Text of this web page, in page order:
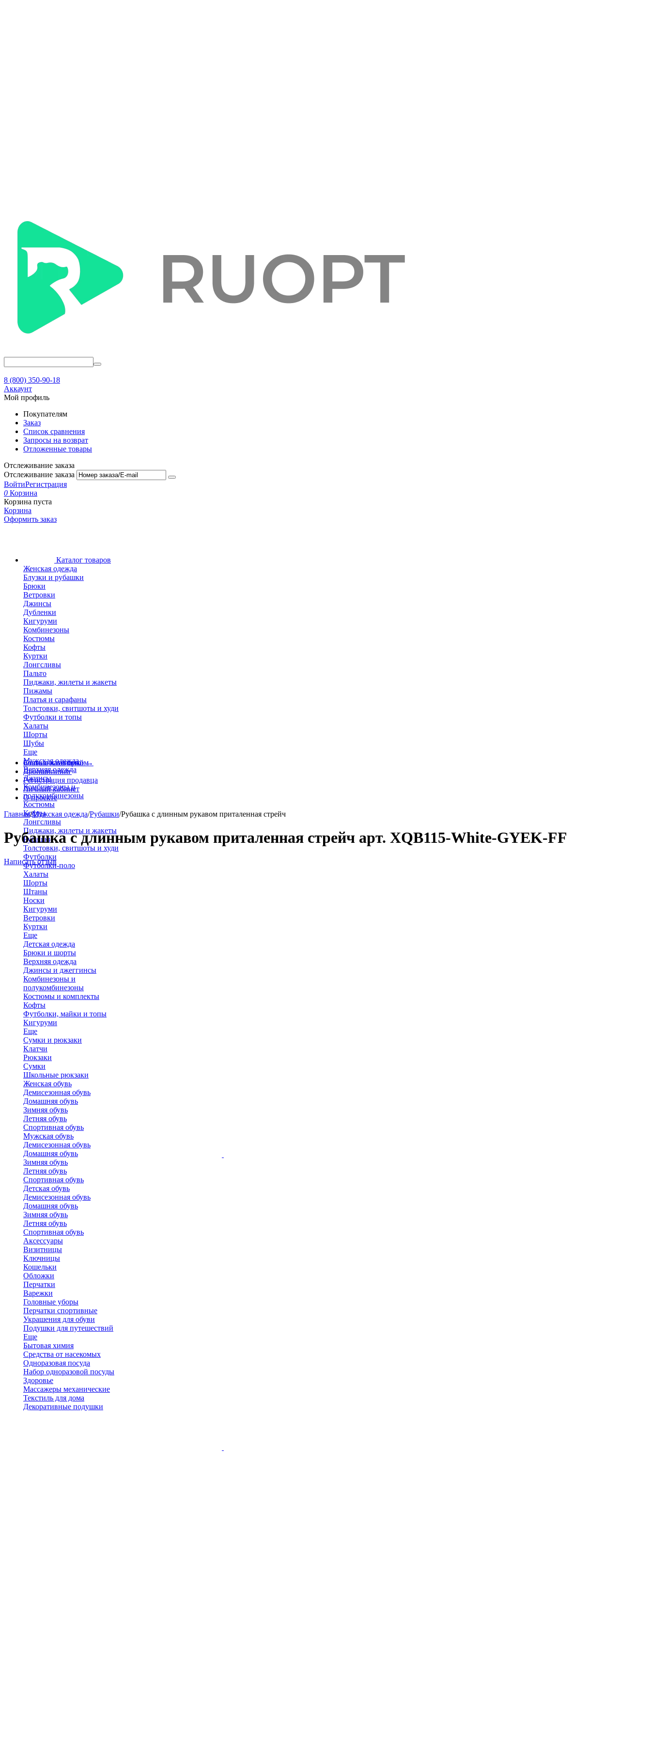
8 (800) 350-90-18
Аккаунт
Мой профиль
Покупателям
Заказ
Список сравнения
Запросы на возврат
Отложенные товары
Отслеживание заказа
Отслеживание заказа
ВойтиРегистрация
0 Корзина
Корзина пуста
Корзина
Оформить заказ
Каталог товаров
Женская одежда
Блузки и рубашки
Брюки
Ветровки
Джинсы
Дубленки
Кигуруми
Комбинезоны
Костюмы
Кофты
Куртки
Лонгсливы
Пальто
Пиджаки, жилеты и жакеты
Пижамы
Платья и сарафаны
Толстовки, свитшоты и худи
Футболки и топы
Халаты
Шорты
Шубы
Еще
Мужская одежда
Верхняя одежда
Джинсы
Комбинезоны и
полукомбинезоны
Костюмы
Кофты
Лонгсливы
Пиджаки, жилеты и жакеты
Рубашки
Толстовки, свитшоты и худи
Футболки
Футболки-поло
Халаты
Шорты
Штаны
Носки
Кигуруми
Ветровки
Куртки
Еще
Детская одежда
Брюки и шорты
Верхняя одежда
Джинсы и джеггинсы
Комбинезоны и
полукомбинезоны
Костюмы и комплекты
Кофты
Футболки, майки и топы
Кигуруми
Еще
Сумки и рюкзаки
Клатчи
Рюкзаки
Сумки
Школьные рюкзаки
Женская обувь
Демисезонная обувь
Домашняя обувь
Зимняя обувь
Летняя обувь
Спортивная обувь
Мужская обувь
Демисезонная обувь
Домашняя обувь
Зимняя обувь
Летняя обувь
Спортивная обувь
Детская обувь
Демисезонная обувь
Домашняя обувь
Зимняя обувь
Летняя обувь
Спортивная обувь
Аксессуары
Визитницы
Ключницы
Кошельки
Обложки
Перчатки
Варежки
Головные уборы
Перчатки спортивные
Украшения для обуви
Подушки для путешествий
Еще
Бытовая химия
Средства от насекомых
Одноразовая посуда
Набор одноразовой посуды
Здоровье
Массажеры механические
Текстиль для дома
Декоративные подушки
Больше категорий→
Стать поставщиком
Дропшиппинг
Регистрация продавца
Личный кабинет
О проекте
Главная/Мужская одежда/Рубашки/Рубашка с длинным рукавом приталенная стрейч
Рубашка с длинным рукавом приталенная стрейч арт. XQB115-White-GYEK-FF
Написать отзыв